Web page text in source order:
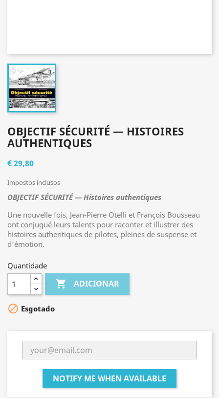
OBJECTIF SÉCURITÉ — HISTOIRES
AUTHENTIQUES
€ 29,80
Impostos inclusos
OBJECTIF SÉCURITÉ — Histoires authentiques
Une nouvelle fois, Jean-Pierre Otelli et François Bousseau
ont conjugué leurs talents pour raconter et illustrer des
histoires authentiques de pilotes, pleines de suspense et
d’émotion.
Quantidade
 ADICIONAR
 Esgotado
NOTIFY ME WHEN AVAILABLE